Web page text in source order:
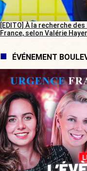
[EDITO] À la recherche
France, selon Valérie
ÉVÉNEMENT